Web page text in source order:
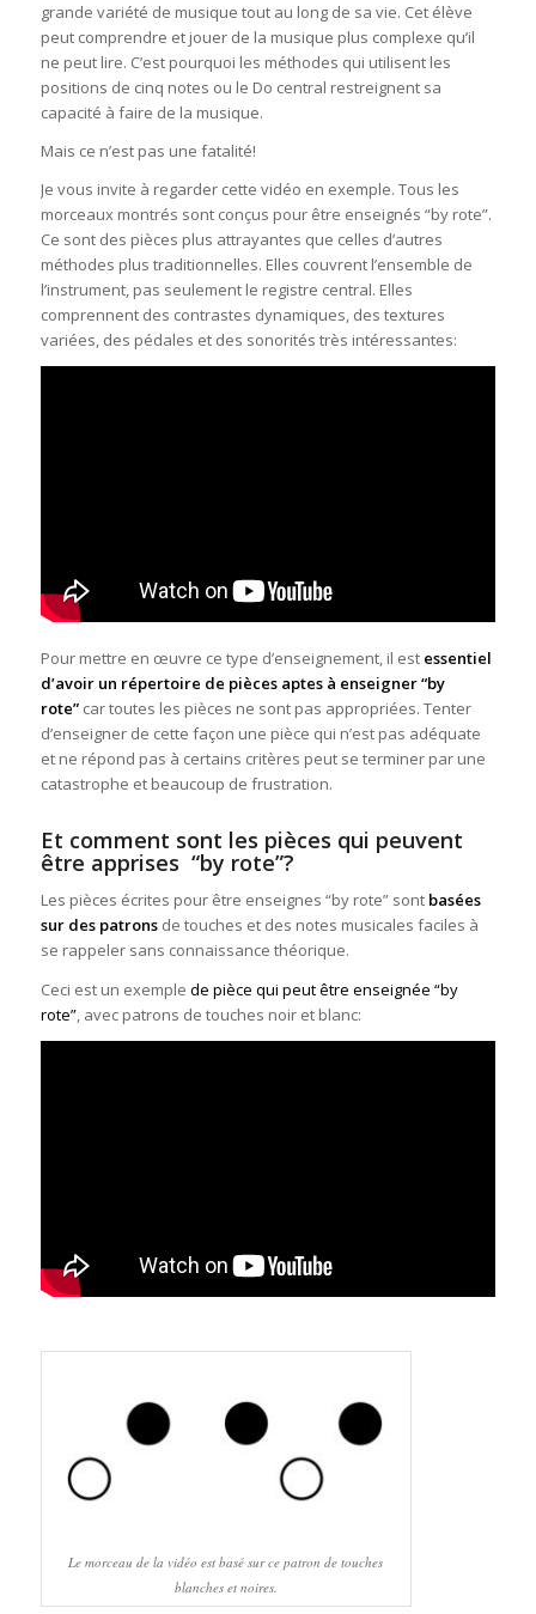
grande variété de musique tout au long de sa vie. Cet élève
peut comprendre et jouer de la musique plus complexe qu’il
ne peut lire. C’est pourquoi les méthodes qui utilisent les
positions de cinq notes ou le Do central restreignent sa
capacité à faire de la musique.
Mais ce n’est pas une fatalité!
Je vous invite à regarder cette vidéo en exemple. Tous les
morceaux montrés sont conçus pour être enseignés “by rote”.
Ce sont des pièces plus attrayantes que celles d’autres
méthodes plus traditionnelles. Elles couvrent l’ensemble de
l’instrument, pas seulement le registre central. Elles
comprennent des contrastes dynamiques, des textures
variées, des pédales et des sonorités très intéressantes:
Pour mettre en œuvre ce type d’enseignement, il est essentiel
d’avoir un répertoire de pièces aptes à enseigner “by
rote” car toutes les pièces ne sont pas appropriées. Tenter
d’enseigner de cette façon une pièce qui n’est pas adéquate
et ne répond pas à certains critères peut se terminer par une
catastrophe et beaucoup de frustration.
Et comment sont les pièces qui peuvent
être apprises “by rote”?
Les pièces écrites pour être enseignes “by rote” sont basées
sur des patronsde touches et des notes musicales faciles à
se rappeler sans connaissance théorique.
Ceci est un exemple de pièce qui peut être enseignée “by
rote”, avec patrons de touches noir et blanc:
Le morceau de la vidéo est basé sur ce patron de touches
blanches et noires.